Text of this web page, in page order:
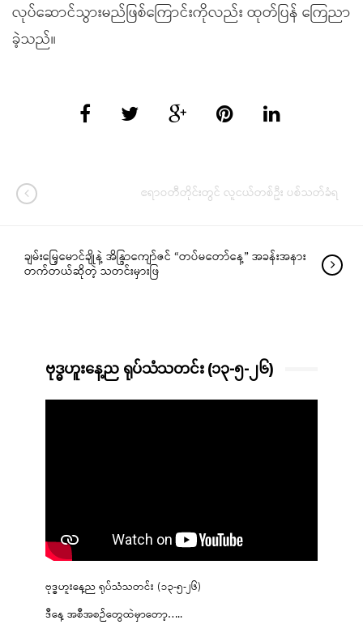
လုပ်ဆောင်သွားမည်ဖြစ်ကြောင်းကိုလည်း ထုတ်ပြန် ကြေညာ
ခဲ့သည်။
ဧရာဝတီတိုင်းတွင် လူငယ်တစ်ဦး ပစ်သတ်ခံရ
ချမ်းမြေ့မောင်ချိုနဲ့ အိန္ဒြာကျော်ဇင် “တပ်မတော်နေ့” အခန်းအနား
တက်တယ်ဆိုတဲ့ သတင်းမှားဖြ
ဗုဒ္ဓဟူးနေ့ည ရုပ်သံသတင်း (၁၃-၅-၂၆)
ဗုဒ္ဓဟူးနေ့ည ရုပ်သံသတင်း (၁၃-၅-၂၆)
ဒီနေ့ အစီအစဉ်တွေထဲမှာတော့…..